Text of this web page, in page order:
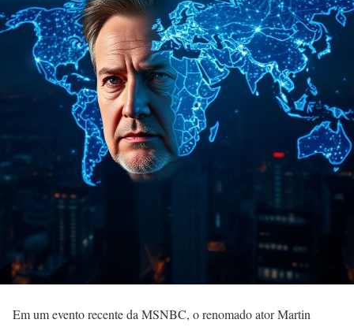
Em um evento recente da MSNBC, o renomado ator Martin